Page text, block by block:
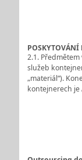
POSKYTOVÁNÍ
2.1.
služeb
„materiál“).
kontejnerech je